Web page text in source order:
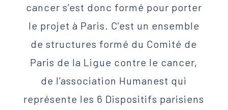
cancer s’est donc formé pour porter
le projet à Paris. C’est un ensemble
de structures formé du Comité de
Paris de la Ligue contre le cancer,
de l’association Humanest qui
représente les 6 Dispositifs parisiens